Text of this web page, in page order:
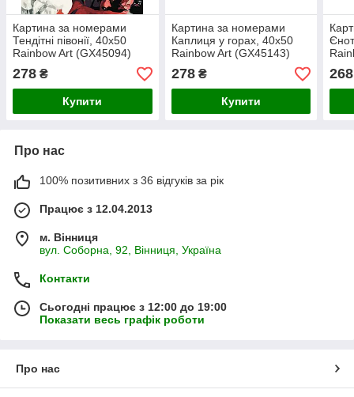
Картина за номерами
Тендітні півонії, 40х50
Rainbow Art (GX45094)
278 ₴
Купити
Картина за номерами
Каплиця у горах, 40х50
Rainbow Art (GX45143)
278₴
Купити
268
Про нас
100% позитивних з 36 відгуків за рік
Працює з 12.04.2013
м. Вінниця
вул. Соборна, 92, Вінниця, Україна
Контакти
Сьогодні працює з 12:00 до 19:00
Показати весь графік роботи
Про нас